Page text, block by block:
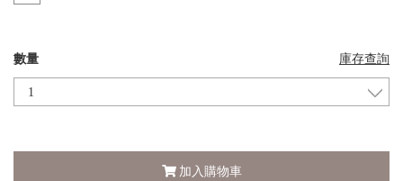
數量 庫存查詢
加入購物車